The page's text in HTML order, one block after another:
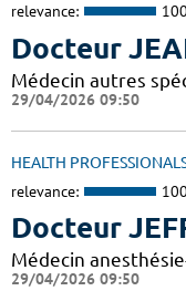
relevance:
Docteur
Médecin autres
29/04/2026 09:50
HEALTH
relevance:
Docteur
Médecin
29/04/2026 09:50